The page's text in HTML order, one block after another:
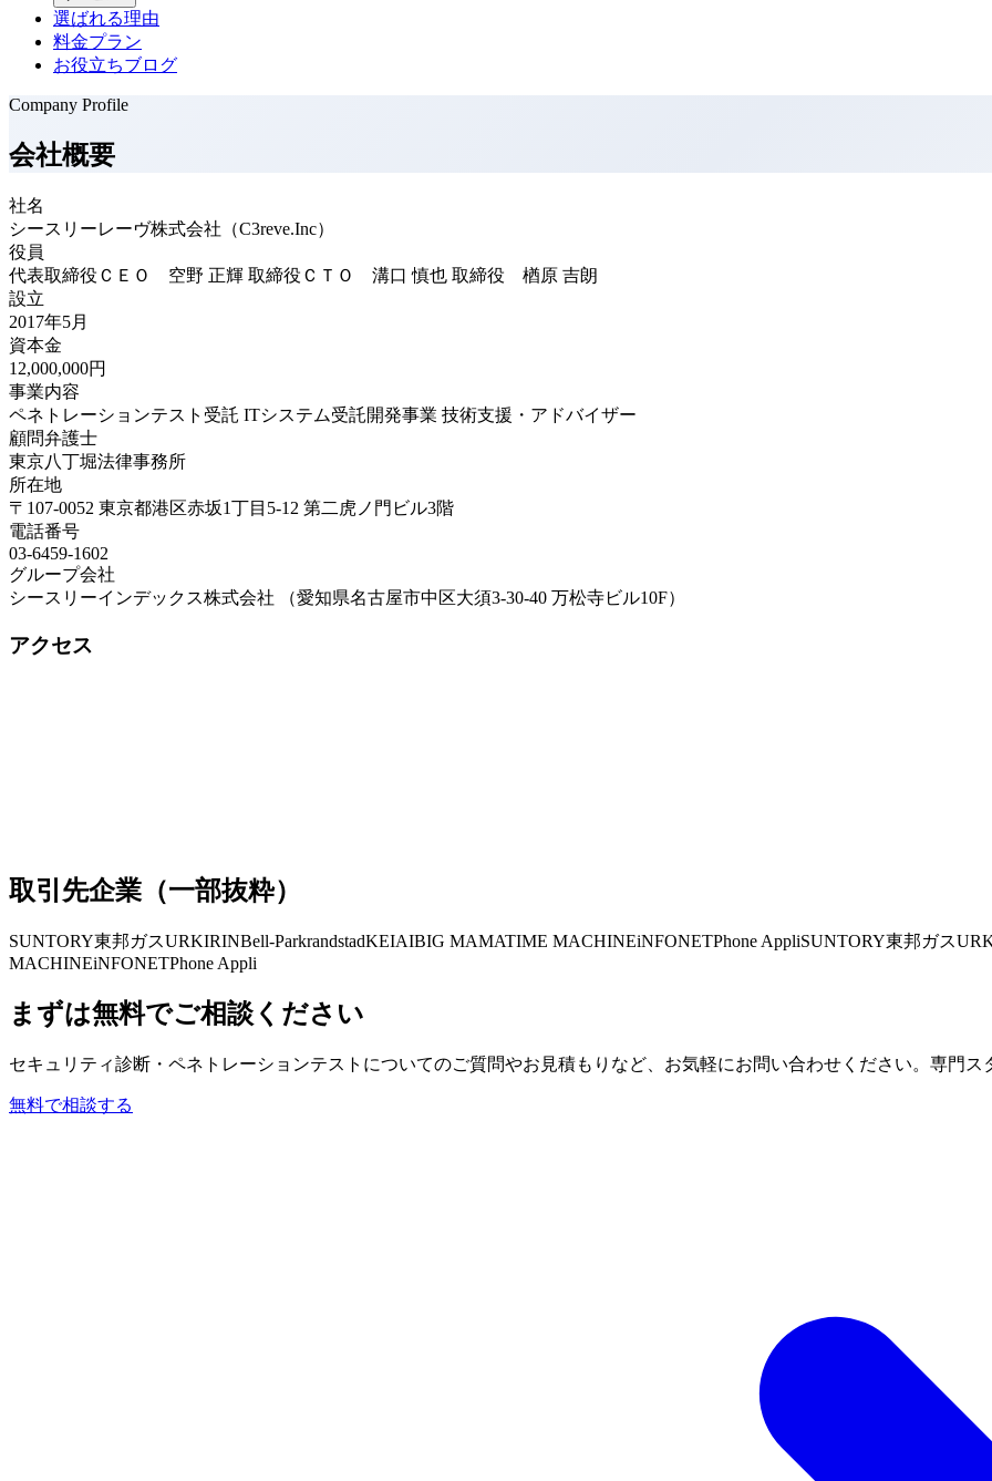
選ばれる理由
料金プラン
お役立ちブログ
Company Profile
会社概要
社名
シースリーレーヴ株式会社（C3reve.Inc）
役員
代表取締役ＣＥＯ 空野 正輝 取締役ＣＴＯ 溝口 慎也 取締役 楢原 吉朗
設立
2017年5月
資本金
12,000,000円
事業内容
ペネトレーションテスト受託 ITシステム受託開発事業 技術支援・アドバイザー
顧問弁護士
東京八丁堀法律事務所
所在地
〒107-0052 東京都港区赤坂1丁目5-12 第二虎ノ門ビル3階
電話番号
03-6459-1602
グループ会社
シースリーインデックス株式会社 （愛知県名古屋市中区大須3-30-40 万松寺ビル10F）
アクセス
取引先企業（一部抜粋）
SUNTORY東邦ガスURKIRINBell-ParkrandstadKEIAIBIG MAMATIME MACHINEiNFONETPhone AppliSUNTORY東邦ガスUR
MACHINEiNFONETPhone Appli
まずは無料でご相談ください
セキュリティ診断・ペネトレーションテストについてのご質問やお見積もりなど、お気軽にお問い合わせください。専門ス
無料で相談する